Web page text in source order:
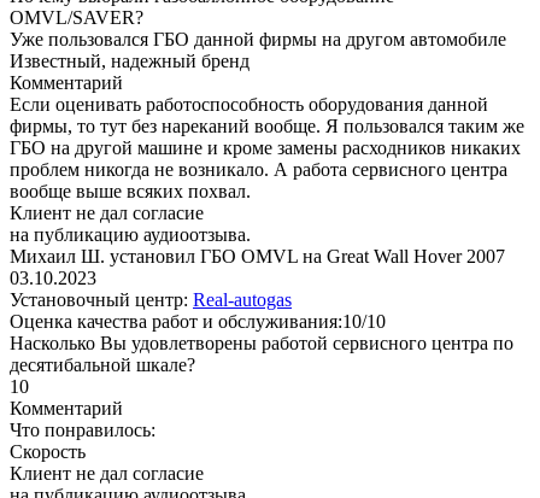
OMVL/SAVER?
Уже пользовался ГБО данной фирмы на другом автомобиле
Известный, надежный бренд
Комментарий
Если оценивать работоспособность оборудования данной
фирмы, то тут без нареканий вообще. Я пользовался таким же
ГБО на другой машине и кроме замены расходников никаких
проблем никогда не возникало. А работа сервисного центра
вообще выше всяких похвал.
Клиент не дал согласие
на публикацию аудиоотзыва.
Михаил Ш. установил ГБО OMVL на Great Wall Hover 2007
03.10.2023
Установочный центр: Real-autogas
Оценка качества работ и обслуживания:10/10
Насколько Вы удовлетворены работой сервисного центра по
десятибальной шкале?
10
Комментарий
Что понравилось:
Скорость
Клиент не дал согласие